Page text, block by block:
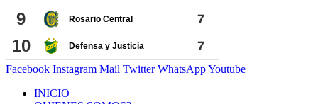
Facebook Instagram Mail Twitter WhatsAppYoutube
INICIO